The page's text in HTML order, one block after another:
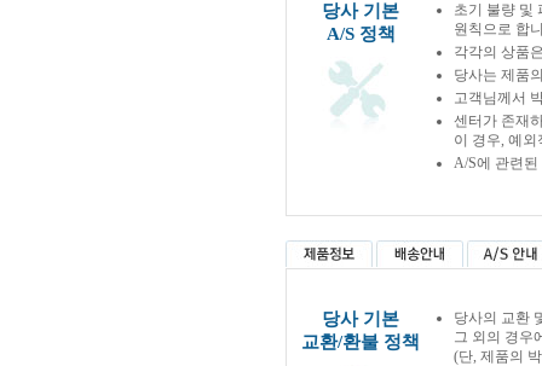
당사 기본
A/S 정책
초기 불량 및
원칙으로 합
각각의 상품
당사는 제품
고객님께서
센터가 존재
이 경우, 예
A/S에 관련
당사 기본
교환/환불 정책
당사의 교환
그 외의 경우
(단, 제품의